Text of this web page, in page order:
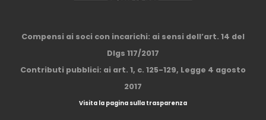
Compensi ai soci con incarichi: ai sensi dell’art. 14 del
Dlgs 117/2017
Contributi pubblici: ai art. 1, c. 125-129, Legge 4 agosto
2017
Visita la pagina sulla trasparenza